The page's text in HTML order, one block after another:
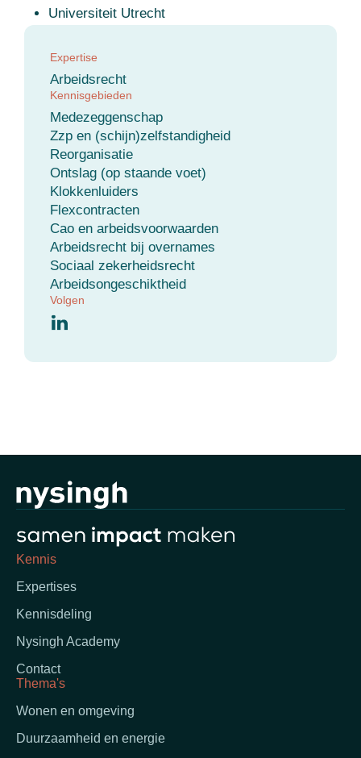
Expertise
Arbeidsrecht
Kennisgebieden
Medezeggenschap
Zzp en (schijn)zelfstandigheid
Reorganisatie
Ontslag (op staande voet)
Klokkenluiders
Flexcontracten
Cao en arbeidsvoorwaarden
Arbeidsrecht bij overnames
Sociaal zekerheidsrecht
Arbeidsongeschiktheid
Volgen
Universiteit Utrecht
Kennis
Expertises
Kennisdeling
Nysingh Academy
Contact
Thema's
Wonen en omgeving
Duurzaamheid en energie